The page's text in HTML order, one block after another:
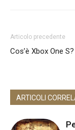
Articolo precedente
Cos’è Xbox One S?
ARTICOLI